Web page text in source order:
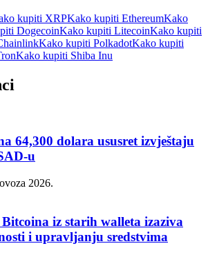
kupiti XRPKako kupiti EthereumKako
DogecoinKako kupiti LitecoinKako kupiti
Kako kupiti PolkadotKako kupiti
Kako kupiti Shiba Inu
64,300 dolara ususret izvještaju
u
2026.
iz starih walleta izaziva
i upravljanju sredstvima